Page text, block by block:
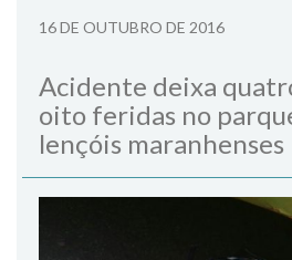
16 DE OUTUBRO DE 2016
Acidente deixa
oito feridas no
lençóis maranhenses